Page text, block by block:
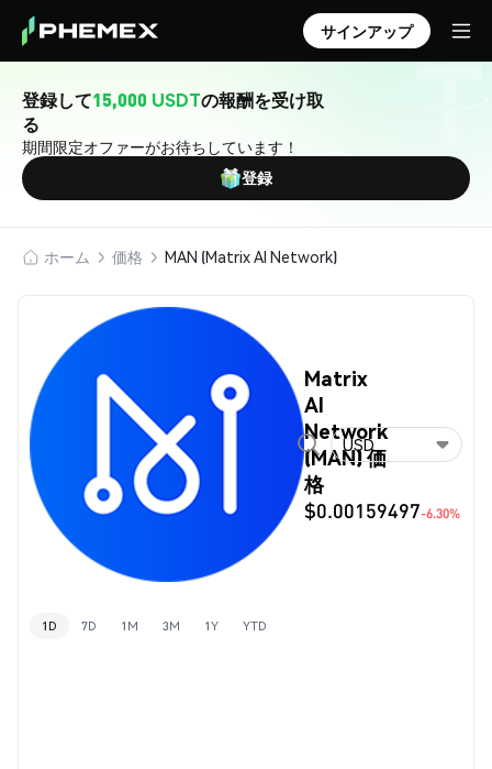
サインアップ
登録して15,000 USDTの報酬を受け取
る
期間限定オファーがお待ちしています！
登録
ホーム 価格 MAN (Matrix AI Network)
Matrix
AI
Network
(MAN) 価
格
$0.00159497-6.30%
USD
1D 7D 1M 3M 1Y YTD